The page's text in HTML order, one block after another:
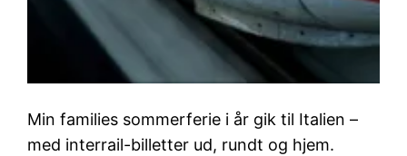
Min families sommerferie i år gik til Italien –
med interrail-billetter ud, rundt og hjem.